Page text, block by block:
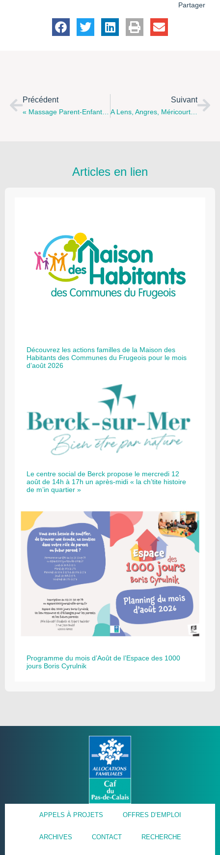
Partager
Précédent Suivant
A Lens, Angres, Méricourt Et Béthune : Découvrez Le Programme Du Planning Familial 62 En Novembre/décembre !
Articles en lien
Découvrez les actions familles de la Maison des
Habitants des Communes du Frugeois pour le mois
d’août 2026
Le centre social de Berck propose le mercredi 12
août de 14h à 17h un après-midi « la ch’tite histoire
de m’in quartier »
Programme du mois d’Août de l’Espace des 1000
jours Boris Cyrulnik
APPELS À PROJETS OFFRES D’EMPLOI
ARCHIVES CONTACT RECHERCHE